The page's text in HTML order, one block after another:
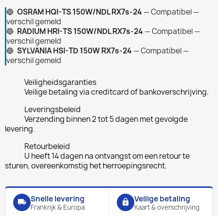
🔵 OSRAM HQI-TS 150W/NDL RX7s-24 — Compatibel —
verschil gemeld
🔵 RADIUM HRI-TS 150W/NDL RX7s-24 — Compatibel —
verschil gemeld
🔵 SYLVANIA HSI-TD 150W RX7s-24 — Compatibel —
verschil gemeld
Veiligheidsgaranties
Veilige betaling via creditcard of bankoverschrijving.
Leveringsbeleid
Verzending binnen 2 tot 5 dagen met gevolgde
levering.
Retourbeleid
U heeft 14 dagen na ontvangst om een retour te
sturen, overeenkomstig het herroepingsrecht.
local_shipping Snelle levering
Frankrijk & Europa
lock Veilige betaling
Kaart & overschrijving